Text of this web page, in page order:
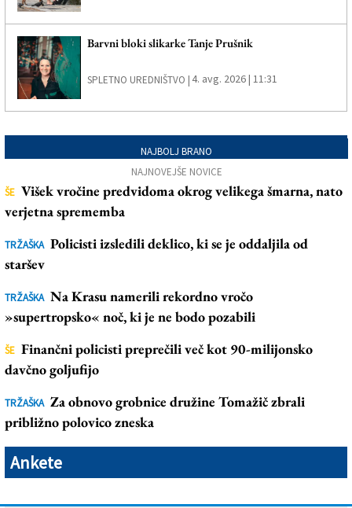
Barvni bloki slikarke Tanje Prušnik
SPLETNO UREDNIŠTVO |4. avg. 2026 | 11:31
NAJBOLJ BRANO
NAJNOVEJŠE NOVICE
ŠE Višek vročine predvidoma okrog velikega šmarna, nato
verjetna sprememba
TRŽAŠKA Policisti izsledili deklico, ki se je oddaljila od
staršev
TRŽAŠKA Na Krasu namerili rekordno vročo
»supertropsko« noč, ki je ne bodo pozabili
ŠE Finančni policisti preprečili več kot 90-milijonsko
davčno goljufijo
TRŽAŠKA Za obnovo grobnice družine Tomažič zbrali
približno polovico zneska
Ankete